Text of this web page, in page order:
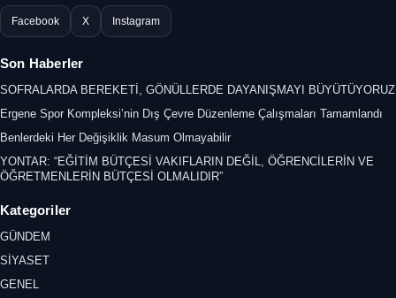
Facebook X Instagram
Son Haberler
SOFRALARDA BEREKETİ, GÖNÜLLERDE DAYANIŞMAYI BÜYÜTÜYORUZ
Ergene Spor Kompleksi’nin Dış Çevre Düzenleme Çalışmaları Tamamlandı
Benlerdeki Her Değişiklik Masum Olmayabilir
YONTAR: “EĞİTİM BÜTÇESİ VAKIFLARIN DEĞİL, ÖĞRENCİLERİN VE
ÖĞRETMENLERİN BÜTÇESİ OLMALIDIR”
Kategoriler
GÜNDEM
SİYASET
GENEL